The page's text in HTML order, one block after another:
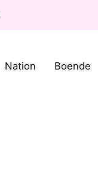
Nation Boende